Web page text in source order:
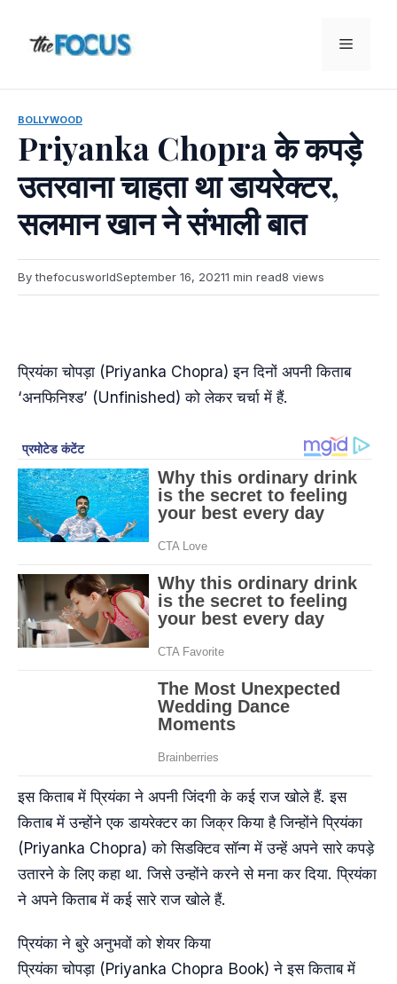
content
Menu
BOLLYWOOD
Priyanka Chopra के कपड़े
उतरवाना चाहता था डायरेक्टर,
सलमान खान ने संभाली बात
By thefocusworldSeptember 16, 20211 min read8 views
प्रियंका चोपड़ा (Priyanka Chopra) इन दिनों अपनी किताब
‘अनफिनिश्ड’ (Unfinished) को लेकर चर्चा में हैं.
इस किताब में प्रियंका ने अपनी जिंदगी के कई राज खोले हैं. इस
किताब में उन्होंने एक डायरेक्टर का जिक्र किया है जिन्होंने प्रियंका
(Priyanka Chopra) को सिडक्टिव सॉन्ग में उन्हें अपने सारे कपड़े
उतारने के लिए कहा था. जिसे उन्होंने करने से मना कर दिया. प्रियंका
ने अपने किताब में कई सारे राज खोले हैं.
प्रियंका ने बुरे अनुभवों को शेयर किया
प्रियंका चोपड़ा (Priyanka Chopra Book) ने इस किताब में